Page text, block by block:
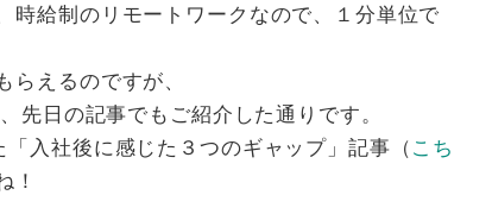
時給制のリモートワークなので、１分単位で
らえるのですが、
先日の記事でもご紹介した通りです。
入社後に感じた３つのギャップ」記事（ こち
！